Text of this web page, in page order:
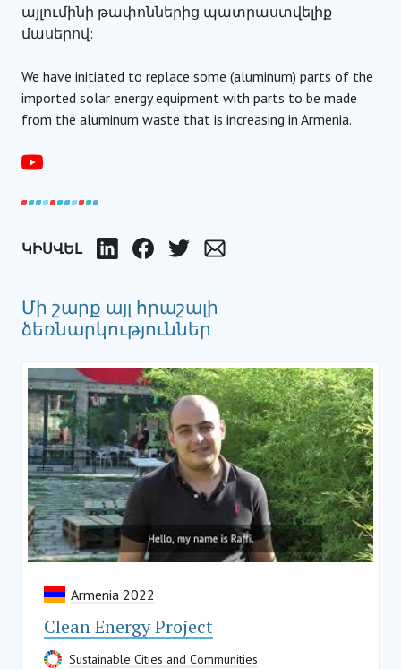
այլումինի թափոններից պատրաստվելիք
մասերով:
We have initiated to replace some (aluminum) parts of the
imported solar energy equipment with parts to be made
from the aluminum waste that is increasing in Armenia.
ԿԻՍՎԵԼ LinkedIn FacebookTwitter
Մի շարք այլ հրաշալի
ձեռնարկություններ
Armenia 2022
Clean Energy Project
Sustainable Cities and Communities